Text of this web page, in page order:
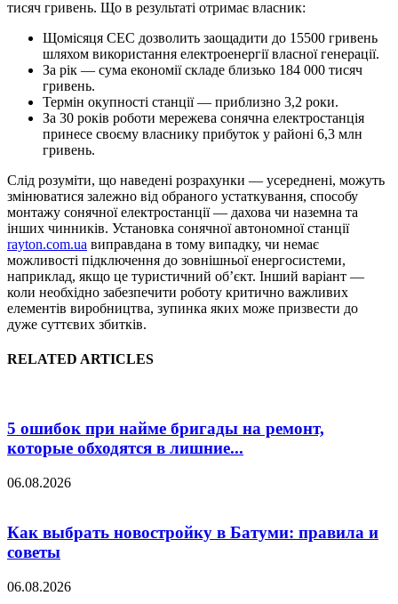
тисяч гривень. Що в результаті отримає власник:
Щомісяця СЕС дозволить заощадити до 15500 гривень
шляхом використання електроенергії власної генерації.
За рік — сума економії складе близько 184 000 тисяч
гривень.
Термін окупності станції — приблизно 3,2 роки.
За 30 років роботи мережева сонячна електростанція
принесе своєму власнику прибуток у районі 6,3 млн
гривень.
Слід розуміти, що наведені розрахунки — усереднені, можуть
змінюватися залежно від обраного устаткування, способу
монтажу сонячної електростанції — дахова чи наземна та
інших чинників. Установка сонячної автономної станції
rayton.com.ua виправдана в тому випадку, чи немає
можливості підключення до зовнішньої енергосистеми,
наприклад, якщо це туристичний об’єкт. Інший варіант —
коли необхідно забезпечити роботу критично важливих
елементів виробництва, зупинка яких може призвести до
дуже суттєвих збитків.
RELATED ARTICLES
5 ошибок при найме бригады на ремонт,
которые обходятся в лишние...
06.08.2026
Как выбрать новостройку в Батуми: правила и
советы
06.08.2026